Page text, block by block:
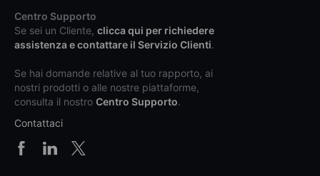
Centro Supporto
Se sei un Cliente, clicca qui per richiedere
assistenza e contattare il Servizio Clienti.
Se hai domande relative al tuo rapporto, ai
nostri prodotti o alle nostre piattaforme,
consulta il nostro Centro Supporto.
Contattaci